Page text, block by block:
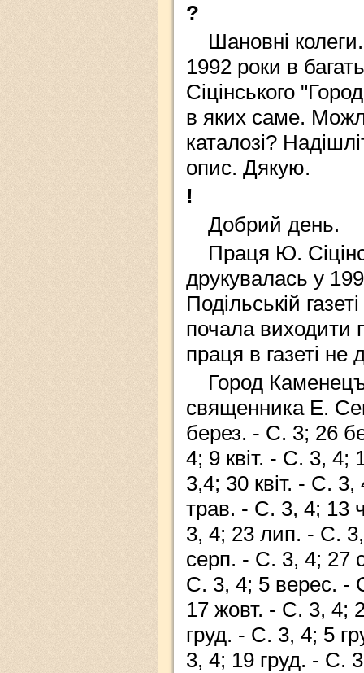
?
Шановні
1992 роки в
Сіцінського
в яких саме.
каталозі?
опис. Дякую.
!
Добрий день.
Праця Ю.
друкувалась у
Подільській
почала виходити
праця в газеті не
Город
священника Е.
берез. - С. 3; 26
4; 9 квіт. - С. 3, 4;
3,4; 30 квіт. - С.
трав. - С. 3, 4; 13
3, 4; 23 лип. - С.
серп. - С. 3, 4; 27
С. 3, 4; 5 верес. -
17 жовт. - С. 3, 4;
груд. - С. 3, 4; 5
3, 4; 19 груд. - С.